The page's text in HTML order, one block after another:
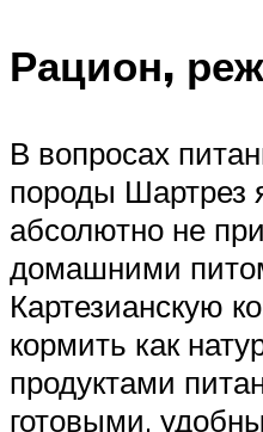
Рацион,
В вопросах
породы Шартрез
абсолютно не
домашними
Картезианскую
кормить как
продуктами
готовыми,